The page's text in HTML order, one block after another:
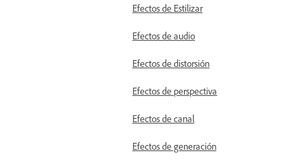
Efectos de Estilizar
Efectos de audio
Efectos de distorsión
Efectos de perspectiva
Efectos de canal
Efectos de generación